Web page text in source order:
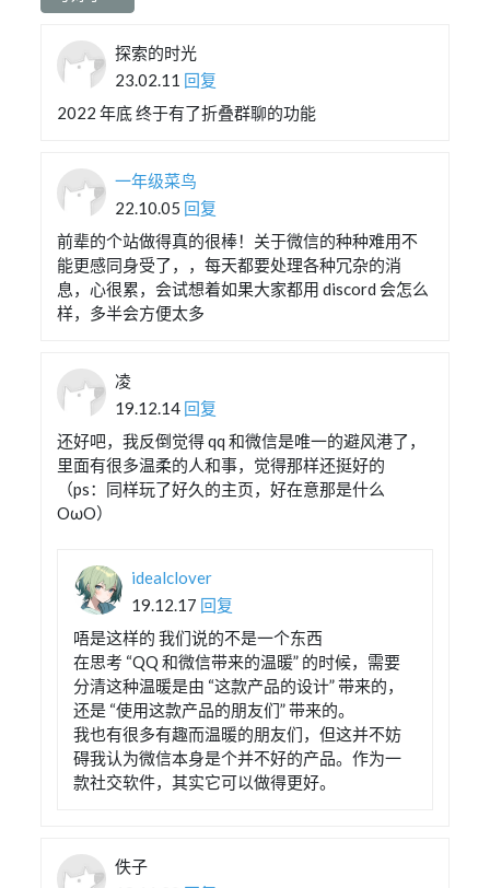
探索的时光
23.02.11 回复
2022 年底 终于有了折叠群聊的功能
一年级菜鸟
22.10.05 回复
前辈的个站做得真的很棒！关于微信的种种难用不
能更感同身受了，，每天都要处理各种冗杂的消
息，心很累，会试想着如果大家都用 discord 会怎么
样，多半会方便太多
凌
19.12.14 回复
还好吧，我反倒觉得 qq 和微信是唯一的避风港了，
里面有很多温柔的人和事，觉得那样还挺好的
（ps：同样玩了好久的主页，好在意那是什么
OωO）
idealclover
19.12.17 回复
唔是这样的 我们说的不是一个东西
在思考 “QQ 和微信带来的温暖” 的时候，需要
分清这种温暖是由 “这款产品的设计” 带来的，
还是 “使用这款产品的朋友们” 带来的。
我也有很多有趣而温暖的朋友们，但这并不妨
碍我认为微信本身是个并不好的产品。作为一
款社交软件，其实它可以做得更好。
佚子